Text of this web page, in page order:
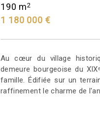
190 m2
1 180 000 €
Au cœur du village
demeure bourgeoise du
famille. Édifiée sur un
raffinement le charme de